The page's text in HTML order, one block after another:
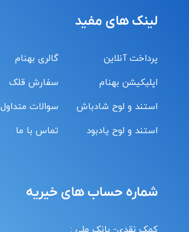
لینک های مفید
پرداخت آنلاین
اپلیکیشن بهنام
استند و لوح شادباش
استند و لوح یادبود
گالری بهنام
سفارش قلک
سوالات متداول
تماس با ما
شماره حساب های خیریه